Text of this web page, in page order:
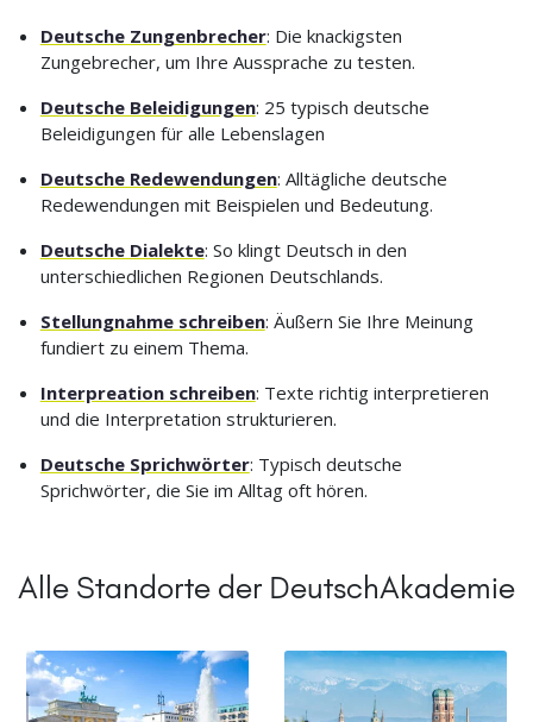
Deutsche Zungenbrecher: Die knackigsten
Zungebrecher, um Ihre Aussprache zu testen.
Deutsche Beleidigungen: 25 typisch deutsche
Beleidigungen für alle Lebenslagen
Deutsche Redewendungen: Alltägliche deutsche
Redewendungen mit Beispielen und Bedeutung.
Deutsche Dialekte: So klingt Deutsch in den
unterschiedlichen Regionen Deutschlands.
Stellungnahme schreiben: Äußern Sie Ihre Meinung
fundiert zu einem Thema.
Interpreation schreiben: Texte richtig interpretieren
und die Interpretation strukturieren.
Deutsche Sprichwörter: Typisch deutsche
Sprichwörter, die Sie im Alltag oft hören.
Alle Standorte der DeutschAkademie